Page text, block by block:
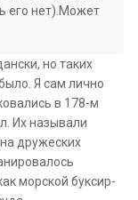
его нет).Может
но таких
Я сам лично
в 178-м
Их называли
дружеских
морской буксир-